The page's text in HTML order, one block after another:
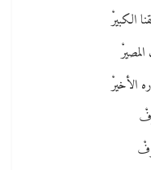
الكبيرْ
الأخيرْ